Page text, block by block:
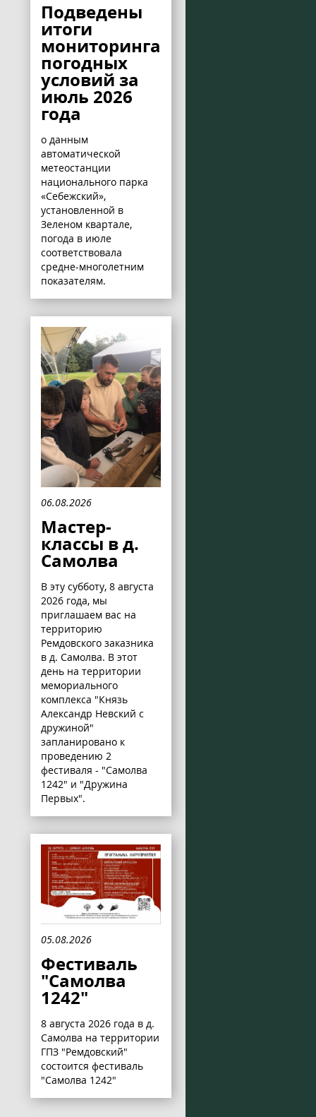
Подведены
итоги
мониторинга
погодных
условий за
июль 2026
года
о данным
автоматической
метеостанции
национального парка
«Себежский»,
установленной в
Зеленом квартале,
погода в июле
соответствовала
средне-многолетним
показателям.
06.08.2026
Мастер-
классы в д.
Самолва
В эту субботу, 8 августа
2026 года, мы
приглашаем вас на
территорию
Ремдовского заказника
в д. Самолва. В этот
день на территории
мемориального
комплекса "Князь
Александр Невский с
дружиной"
запланировано к
проведению 2
фестиваля - "Самолва
1242" и "Дружина
Первых".
05.08.2026
Фестиваль
"Самолва
1242"
8 августа 2026 года в д.
Самолва на территории
ГПЗ "Ремдовский"
состоится фестиваль
"Самолва 1242"